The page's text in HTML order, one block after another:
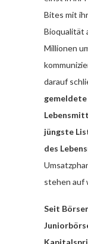
Bites mit
Bioqualität
Millionen
darauf
jüngste
des
stehen auf
Seit